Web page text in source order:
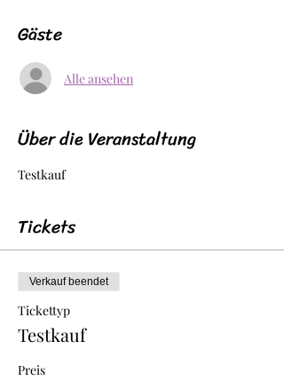
Gäste
Alle ansehen
Über die Veranstaltung
Testkauf
Tickets
Verkauf beendet
Tickettyp
Testkauf
Preis